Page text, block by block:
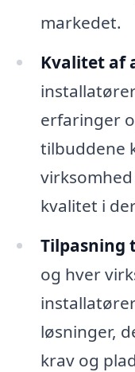
markedet.
Kvalitet af
erfaringer
tilbuddene
kvalitet i
Tilpasning
og hver
løsninger,
krav og